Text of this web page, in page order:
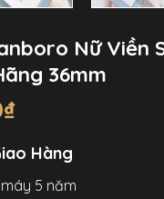
Nữ Viền
36mm
₫
Hàng
5 năm